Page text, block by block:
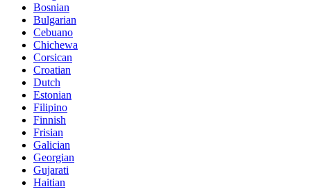
Bosnian
Bulgarian
Cebuano
Chichewa
Corsican
Croatian
Dutch
Estonian
Filipino
Finnish
Frisian
Galician
Georgian
Gujarati
Haitian